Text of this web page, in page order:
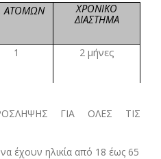
ΑΤΟΜΩΝ
ΧΡΟΝΙΚΟ
ΔΙΑΣΤΗΜΑ
1 2 μήνες
ΓΙΑ ΟΛΕΣ ΤΙΣ
έχουν ηλικία από 18 έως 65